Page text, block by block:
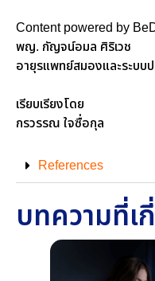
Content powered by
พญ. กัญจน์อมล ศิริเวช
อายุรแพทย์สมองและระบบป
เรียบเรียงโดย
กรวรรณ ใจซื่อกุล
References
บทความที่เ